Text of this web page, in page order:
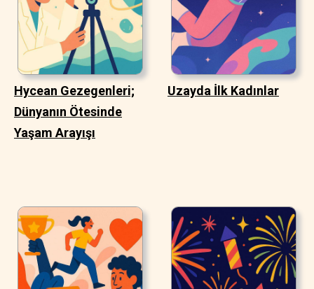
Hycean Gezegenleri;
Dünyanın Ötesinde
Yaşam Arayışı
Uzayda İlk Kadınlar